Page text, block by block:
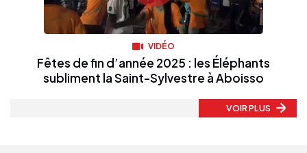
VIDÉO
Fêtes de fin d’année 2025 : les Éléphants
subliment la Saint-Sylvestre à Aboisso
VOIR PLUS